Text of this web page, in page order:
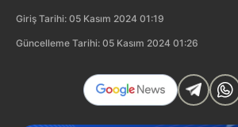
Giriş Tarihi: 05 Kasım 2024 01:19
Güncelleme Tarihi: 05 Kasım 2024 01:26